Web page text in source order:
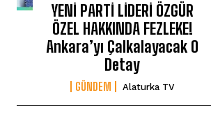
YENİ PARTİ LİDERİ ÖZGÜR
ÖZEL HAKKINDA FEZLEKE!
Ankara’yı Çalkalayacak O
Detay
GÜNDEM Alaturka TV